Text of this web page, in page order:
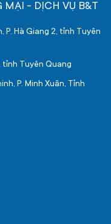
- DỊCH VỤ B&T
P. Hà Giang 2, tỉnh Tuyên
tỉnh Tuyên Quang
P. Minh Xuân, Tỉnh